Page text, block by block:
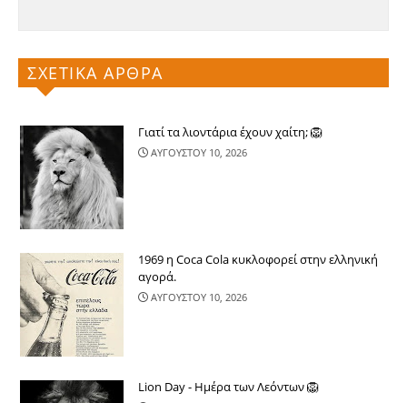
ΣΧΕΤΙΚΑ ΑΡΘΡΑ
Γιατί τα λιοντάρια έχουν χαίτη; 🦁
ΑΥΓΟΥΣΤΟΥ 10, 2026
1969 η Coca Cola κυκλοφορεί στην ελληνική
αγορά.
ΑΥΓΟΥΣΤΟΥ 10, 2026
Lion Day - Ημέρα των Λεόντων 🦁